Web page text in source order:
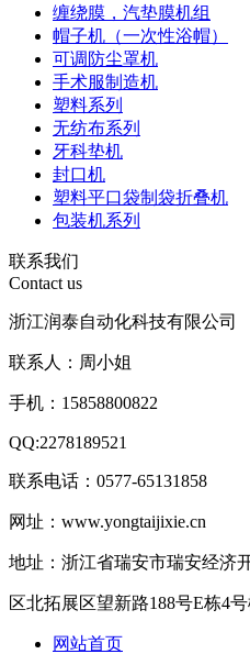
缠绕膜，汽垫膜机组
帽子机（一次性浴帽）
可调防尘罩机
手术服制造机
塑料系列
无纺布系列
牙科垫机
封口机
塑料平口袋制袋折叠机
包装机系列
联系我们
Contact us
浙江润泰自动化科技有限公司
联系人：周小姐
手机：15858800822
QQ:2278189521
联系电话：0577-65131858
网址：www.yongtaijixie.cn
地址：浙江省瑞安市瑞安经济
区北拓展区望新路188号E栋4
网站首页